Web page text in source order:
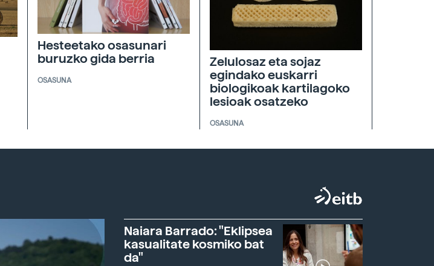
Hesteetako osasunari
buruzko gida berria
OSASUNA
Zelulosaz eta sojaz
egindako euskarri
biologikoak kartilagoko
lesioak osatzeko
OSASUNA
Naiara Barrado: "Eklipsea
kasualitate kosmiko bat
da"